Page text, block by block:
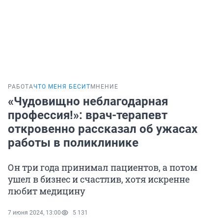
РАБОТАЧТО МЕНЯ БЕСИТ МНЕНИЕ
«Чудовищно неблагодарная
профессия!»: врач-терапевт
откровенно рассказал об ужасах
работы в поликлинике
Он три года принимал пациентов, а потом
ушел в бизнес и счастлив, хотя искренне
любит медицину
7 июня 2024, 13:00 5 131